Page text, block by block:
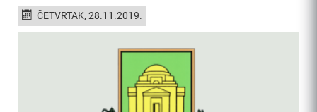
ČETVRTAK, 28.11.2019.